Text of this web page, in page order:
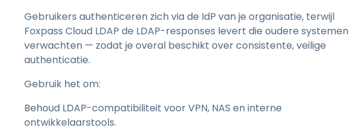
Gebruikers authenticeren zich via de IdP van je organisatie, terwijl
Foxpass Cloud LDAP de LDAP-responses levert die oudere systemen
verwachten — zodat je overal beschikt over consistente, veilige
authenticatie.
Gebruik het om:
Behoud LDAP-compatibiliteit voor VPN, NAS en interne
ontwikkelaarstools.